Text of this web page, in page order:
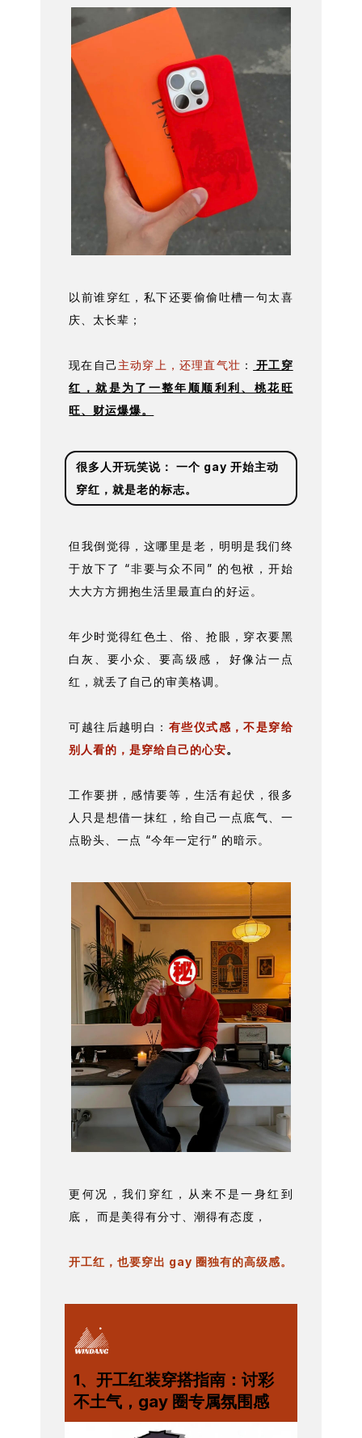
以前谁穿红，私下还要偷偷吐槽一句太喜
庆、太长辈；
现在自己主动穿上，还理直气壮 ：
开工穿
红，就是为了一整年顺顺利利、桃花旺
旺、财运爆爆。
很多人开玩笑说： 一个 gay 开始主动
穿红，就是老的标志。
但我倒觉得，这哪里是老，明明是我们终
于放下了 “非要与众不同” 的包袱，开始
大大方方拥抱生活里最直白的好运。
年少时觉得红色土、俗、抢眼，穿衣要黑
白灰、要小众、要高级感， 好像沾一点
红，就丢了自己的审美格调。
可越往后越明白： 有些仪式感，不是穿给
别人看的，是穿给自己的心安。
工作要拼，感情要等，生活有起伏，很多
人只是想借一抹红，给自己一点底气、一
点盼头、一点 “今年一定行” 的暗示。
更何况，我们穿红，从来不是一身红到
底， 而是美得有分寸、潮得有态度，
开工红，也要穿出 gay 圈独有的高级感。
1、开工红装穿搭指南：讨彩
不土气，gay 圈专属氛围感